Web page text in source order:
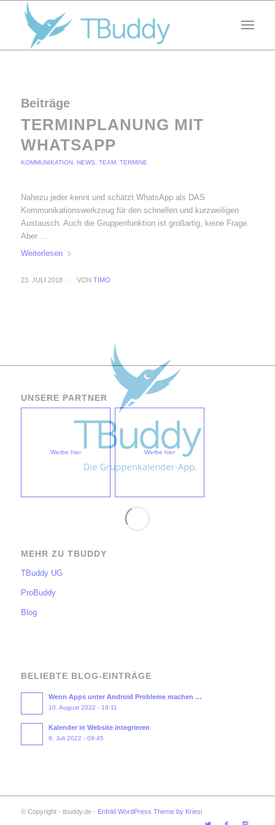
Beiträge
TERMINPLANUNG MIT
WHATSAPP
KOMMUNIKATION, NEWS TEAM, TERMINE
Nahezu jeder kennt und schätzt WhatsApp als DAS
Kommunikationswerkzeug für den schnellen und kurzweiligen
Austausch. Auch die Gruppenfunktion ist großartig, keine Frage.
Aber …
Weiterlesen
23. JULI 2018 / VON TIMO
UNSERE PARTNER
Werbe hier Werbe hier
MEHR ZU TBUDDY
TBuddy UG
ProBuddy
Blog
BELIEBTE BLOG-EINTRÄGE
Wenn Apps unter Android Probleme machen …
10. August 2022 - 19:11
Kalender in Website integrieren
9. Juli 2022 - 09:45
© Copyright - tbuddy.de - Enfold WordPress Theme by Kriesi